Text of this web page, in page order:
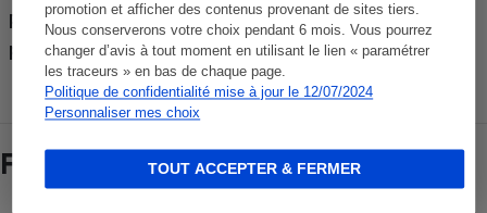
promotion et afficher des contenus provenant de sites tiers.
Nous conserverons votre choix pendant 6 mois. Vous pourrez
changer d’avis à tout moment en utilisant le lien « paramétrer
les traceurs » en bas de chaque page.
Politique de confidentialité mise à jour le 12/07/2024
Personnaliser mes choix
TOUT ACCEPTER & FERMER
Pays de fabrication (déclaré
par le fabricant)
Allemagne
Fiabilité des marques